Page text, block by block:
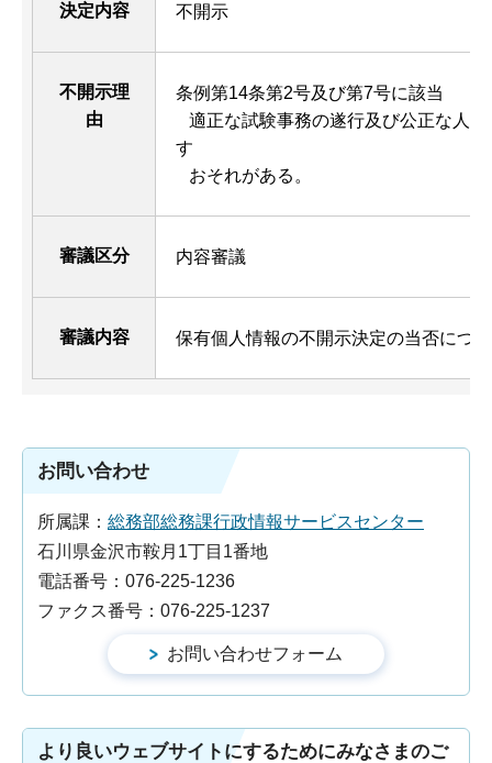
決定内容 不開示
不開示理
由
条例第14条第2号及び第7号に該当
適正な試験事務の遂行及び公正な人
す
おそれがある。
審議区分 内容審議
審議内容 保有個人情報の不開示決定の当否につ
お問い合わせ
所属課： 総務部総務課行政情報サービスセンター
石川県金沢市鞍月1丁目1番地
電話番号：076-225-1236
ファクス番号：076-225-1237
より良いウェブサイトにするためにみなさまのご